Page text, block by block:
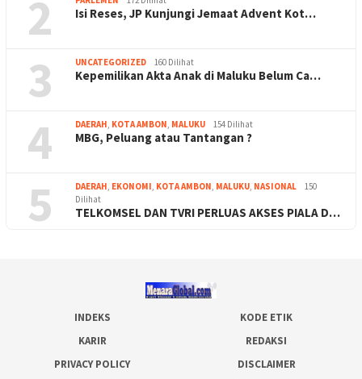
2 Isi Reses, JP Kunjungi Jemaat Advent Kot…
3 UNCATEGORIZED 160 Dilihat
Kepemilikan Akta Anak di Maluku Belum Ca…
4 DAERAH, KOTA AMBON, MALUKU 154 Dilihat
MBG, Peluang atau Tantangan ?
5 DAERAH, EKONOMI, KOTA AMBON, MALUKU, NASIONAL
150
Dilihat
TELKOMSEL DAN TVRI PERLUAS AKSES PIALA D…
INDEKS
KODE ETIK
KARIR
REDAKSI
PRIVACY POLICY
DISCLAIMER